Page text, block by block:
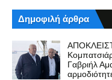
Δημοφιλή άρθρα
Γαβριήλ